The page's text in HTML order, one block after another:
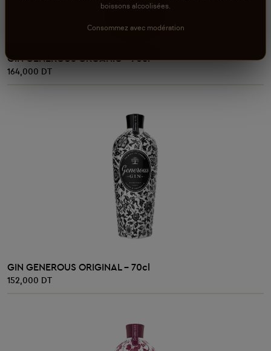
GIN GENEROUS ORGANIC - 70cl
164,000 DT
AJOUTER AU PANIER
GIN GENEROUS ORIGINAL - 70cl
152,000 DT
boissons alcoolisées.
Consommez avec modération